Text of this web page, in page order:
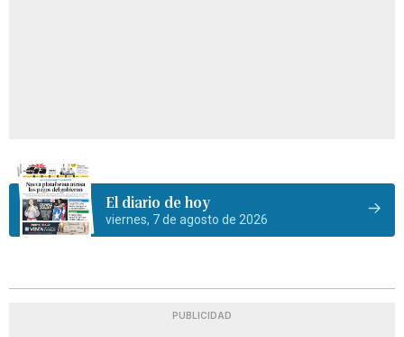
El diario de hoy
viernes, 7 de agosto de 2026
PUBLICIDAD